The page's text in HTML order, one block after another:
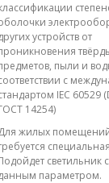
устройств от
пыли и
с
IEC 60529
14254)
жилых
светильник
параметром.